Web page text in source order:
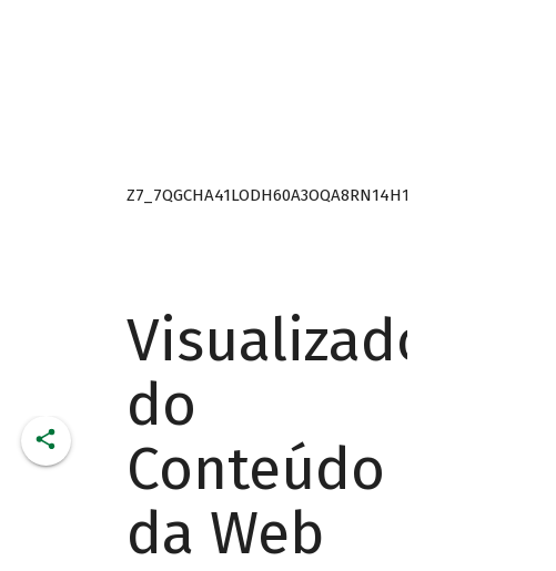
Z7_7QGCHA41LODH60A3OQA8RN14H1
Visualizador
do
Conteúdo
da Web